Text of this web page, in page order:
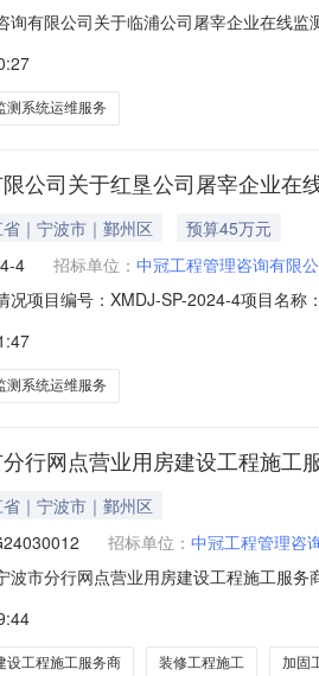
询有限公司关于临浦公司屠宰企业在线
求二．响应人资格要求1、具有独立承担
会保障资
测系统运维服务
公司关于红垦公司屠宰企业在
｜宁波市｜鄞州区
预算45万元
4 招标单位： 中冠工程管理咨询有限
况项目编号：XMDJ-SP-2024-4项目名
制度；3、具有履行合同所必需的设备和
政法
测系统运维服务
行网点营业用房建设工程施工
｜宁波市｜鄞州区
招标单位： 中冠工程管理咨
波市分行网点营业用房建设工程施工服
标公告日期：2024年03月08日四、结果
设工程施工服务商 装修工程施工 加固